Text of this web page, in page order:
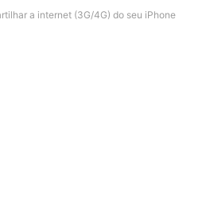
a internet (3G/4G) do seu iPhone